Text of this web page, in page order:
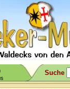
Suche